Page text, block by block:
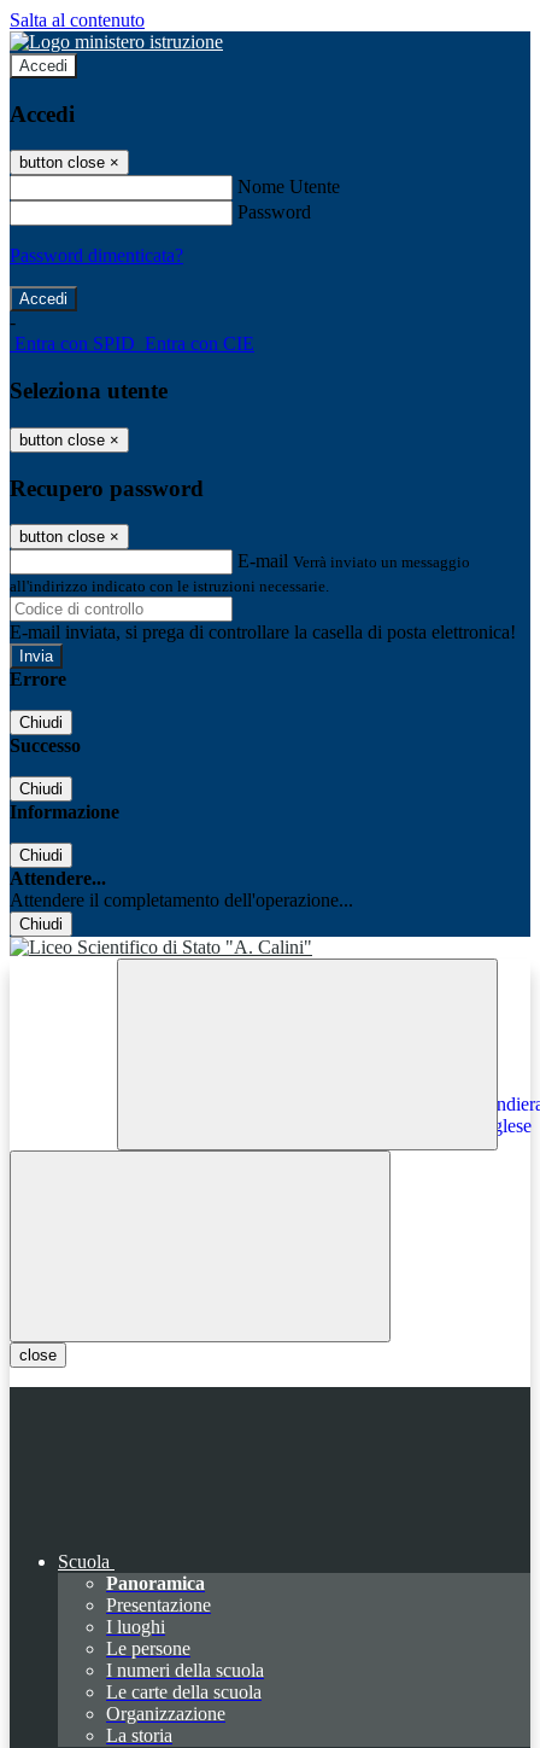
Salta al contenuto
Accedi
Accedi
button close ×
Nome Utente
Password
Password dimenticata?
-
Entra con SPID Entra con CIE
Seleziona utente
button close ×
Recupero password
button close ×
E-mail Verrà inviato un messaggio
all'indirizzo indicato con le istruzioni necessarie.
E-mail inviata, si prega di controllare la casella di posta elettronica!
Errore
Chiudi
Successo
Chiudi
Informazione
Chiudi
Attendere...
Attendere il completamento dell'operazione...
Chiudi
close
Scuola
Panoramica
Presentazione
I luoghi
Le persone
I numeri della scuola
Le carte della scuola
Organizzazione
La storia